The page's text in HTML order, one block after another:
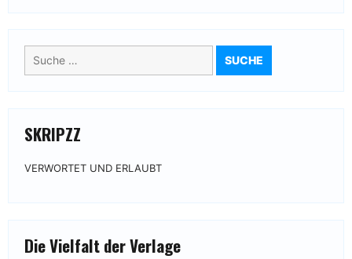
Suche
nach:
SKRIPZZ
VERWORTET UND ERLAUBT
Die Vielfalt der Verlage